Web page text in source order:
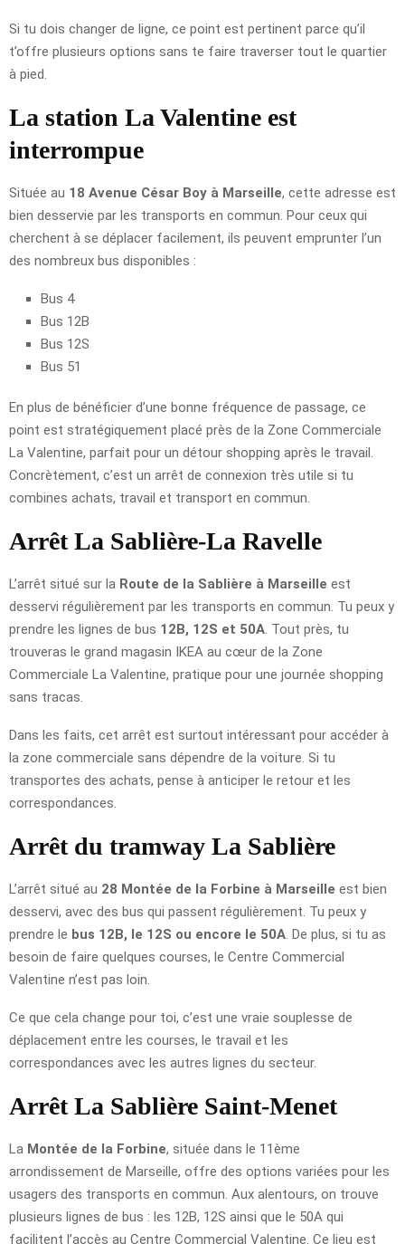
Si tu dois changer de ligne, ce point est pertinent parce qu’il
t’offre plusieurs options sans te faire traverser tout le quartier
à pied.
La station La Valentine est
interrompue
Située au 18 Avenue César Boy à Marseille, cette adresse est
bien desservie par les transports en commun. Pour ceux qui
cherchent à se déplacer facilement, ils peuvent emprunter l’un
des nombreux bus disponibles :
Bus 4
Bus 12B
Bus 12S
Bus 51
En plus de bénéficier d’une bonne fréquence de passage, ce
point est stratégiquement placé près de la Zone Commerciale
La Valentine, parfait pour un détour shopping après le travail.
Concrètement, c’est un arrêt de connexion très utile si tu
combines achats, travail et transport en commun.
Arrêt La Sablière-La Ravelle
L’arrêt situé sur la Route de la Sablière à Marseille est
desservi régulièrement par les transports en commun. Tu peux y
prendre les lignes de bus 12B, 12S et 50A . Tout près, tu
trouveras le grand magasin IKEA au cœur de la Zone
Commerciale La Valentine, pratique pour une journée shopping
sans tracas.
Dans les faits, cet arrêt est surtout intéressant pour accéder à
la zone commerciale sans dépendre de la voiture. Si tu
transportes des achats, pense à anticiper le retour et les
correspondances.
Arrêt du tramway La Sablière
L’arrêt situé au 28 Montée de la Forbine à Marseille est bien
desservi, avec des bus qui passent régulièrement. Tu peux y
prendre le bus 12B, le 12S ou encore le 50A . De plus, si tu as
besoin de faire quelques courses, le Centre Commercial
Valentine n’est pas loin.
Ce que cela change pour toi, c’est une vraie souplesse de
déplacement entre les courses, le travail et les
correspondances avec les autres lignes du secteur.
Arrêt La Sablière Saint-Menet
La Montée de la Forbine, située dans le 11ème
arrondissement de Marseille, offre des options variées pour les
usagers des transports en commun. Aux alentours, on trouve
plusieurs lignes de bus : les 12B, 12S ainsi que le 50A qui
facilitent l’accès au Centre Commercial Valentine. Ce lieu est